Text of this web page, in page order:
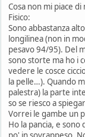
Cosa non mi piace
Fisico:
Sono abbastanza
longilinea (non in
pesavo 94/95). Del
sono storte ma ho i
vedere le cosce
la pelle…). Quando
palestra) la parte
so se riesco a
Vorrei le gambe un
Ho la pancia, e